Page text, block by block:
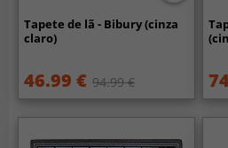
Tapete de lã - Bibury (cinza
claro)
46.99 € 94.99 €